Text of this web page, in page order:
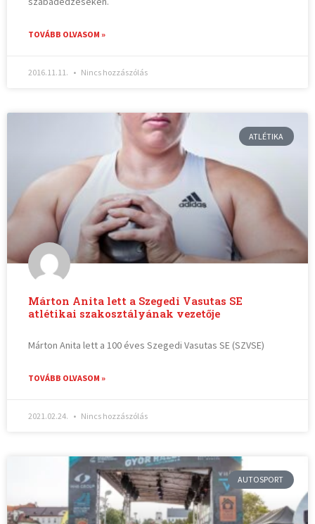
TOVÁBB OLVASOM »
2016.11.11. Nincs hozzászólás
ATLÉTIKA
Márton Anita lett a Szegedi Vasutas SE
atlétikai szakosztályának vezetője
Márton Anita lett a 100 éves Szegedi Vasutas SE (SZVSE)
TOVÁBB OLVASOM »
2021.02.24. Nincs hozzászólás
AUTOSPORT